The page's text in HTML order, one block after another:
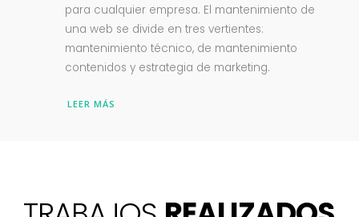
para cualquier empresa. El mantenimiento de
una web se divide en tres vertientes:
mantenimiento técnico, de mantenimiento
contenidos y estrategia de marketing.
LEER MÁS